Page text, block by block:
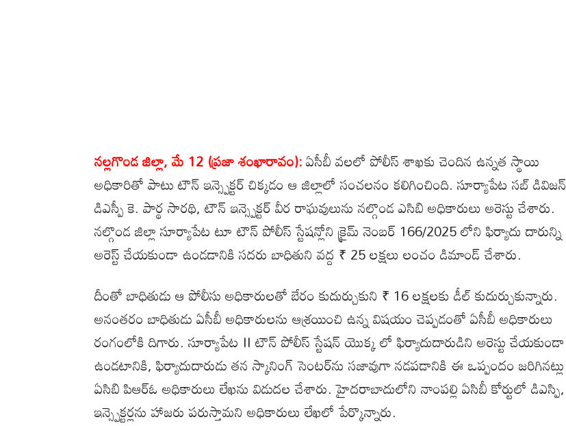
నల్లగొండ జిల్లా, మే 12 (ప్రజా శంఖారావం):ఏసీబీ వలలో పోలీస్ శాఖకు చెందిన ఉన్నత స్థాయి
అధికారితో పాటు టౌన్ ఇన్స్పెక్టర్ చిక్కడం ఆ జిల్లాలో సంచలనం కలిగించింది. సూర్యాపేట సబ్ డివిజన్
డిఎస్పీ కె. పార్థ సారథి, టౌన్ ఇన్స్పెక్టర్ వీర రాఘవులును నల్గొండ ఎసిబి అధికారులు అరెస్టు చేశారు.
నల్గొండ జిల్లా సూర్యాపేట టూ టౌన్ పోలీస్ స్టేషన్లోని క్రైమ్ నెంబర్ 166/2025 లోని ఫిర్యాదు దారున్ని
అరెస్ట్ చేయకుండా ఉండడానికి సదరు బాధితుని వద్ద ₹ 25 లక్షలు లంచం డిమాండ్ చేశారు.
దీంతో బాధితుడు ఆ పోలీసు అధికారులతో బేరం కుదుర్చుకుని ₹ 16 లక్షలకు డీల్ కుదుర్చుకున్నారు.
అనంతరం బాధితుడు ఏసీబీ అధికారులను ఆశ్రయించి ఉన్న విషయం చెప్పడంతో ఏసీబీ అధికారులు
రంగంలోకి దిగారు. సూర్యాపేట II టౌన్ పోలీస్ స్టేషన్ యొక్క లో ఫిర్యాదుదారుడిని అరెస్టు చేయకుండా
ఉండటానికి, ఫిర్యాదుదారుడు తన స్కానింగ్ సెంటర్‌ను సజావుగా నడపడానికి ఈ ఒప్పందం జరిగినట్లు
ఏసిబి పిఆర్ఓ అధికారులు లేఖను విడుదల చేశారు. హైదరాబాదులోని నాంపల్లి ఏసిబీ కోర్టులో డిఎస్పి,
ఇన్స్పెక్టర్లను హాజరు పరుస్తామని అధికారులు లేఖలో పేర్కొన్నారు.